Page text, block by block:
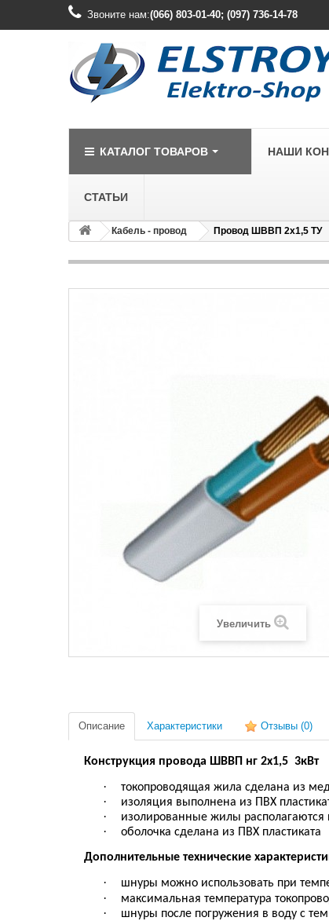
Звоните нам:(066) 803-01-40; (097) 736-14-78
КАТАЛОГ ТОВАРОВ
LEGRAND
Legrand
Legrand
НАШИ
СТАТЬИ
Кабель - провод Провод ШВВП 2х1,5 ТУ
Увеличить
Описание Характеристики Отзывы (0)
Конструкция провода ШВВП нг 2х1,5 3кВт
· токопроводящая жила сделана из
· изоляция выполнена из ПВХ
· изолированные жилы располагаются
·
оболочка сделана из ПВХ пластиката
Дополнительные технические
· шнуры можно использовать при
· максимальная температура
· шнуры после погружения в воду с